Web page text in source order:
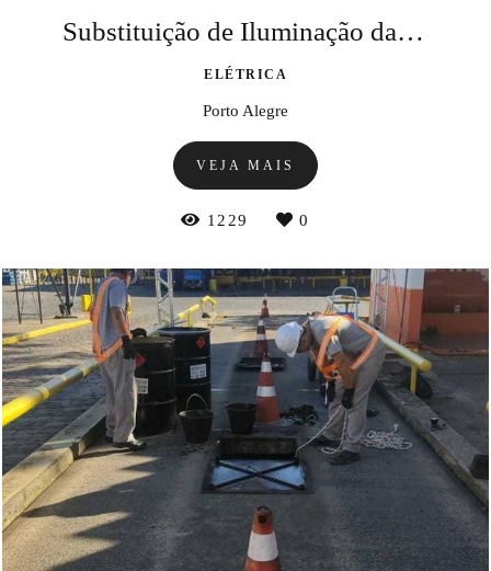
Substituição de Iluminação da Fachada.
ELÉTRICA
Porto Alegre
VEJA MAIS
1229 0